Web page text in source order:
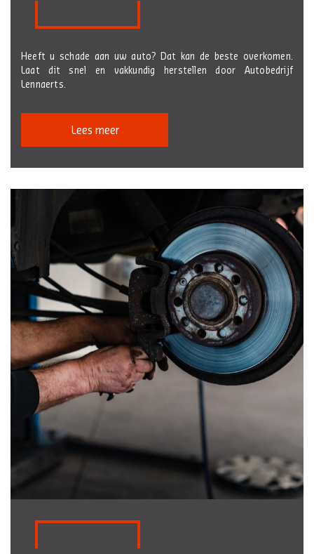
Heeft u schade aan uw auto? Dat kan de beste overkomen.
Laat dit snel en vakkundig herstellen door Autobedrijf
Lennaerts.
Lees meer